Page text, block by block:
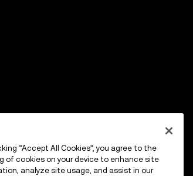
“Accept All Cookies”, you agree to the
of cookies on your device to enhance site
analyze site usage, and assist in our